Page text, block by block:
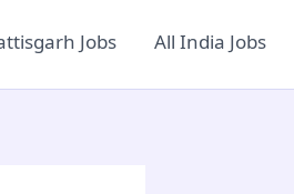
Jobs All India Jobs